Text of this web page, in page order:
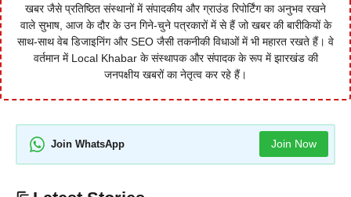
खबर जैसे प्रतिष्ठित संस्थानों में संपादकीय और ग्राउंड रिपोर्टिंग का अनुभव रखने
वाले सुभाष, आज के दौर के उन गिने-चुने पत्रकारों में से हैं जो खबर की बारीकियों के
साथ-साथ वेब डिजाइनिंग और SEO जैसी तकनीकी विधाओं में भी महारत रखते हैं। वे
वर्तमान में Local Khabar के संस्थापक और संपादक के रूप में झारखंड की
जनपक्षीय खबरों का नेतृत्व कर रहे हैं।
Join WhatsApp Join Now